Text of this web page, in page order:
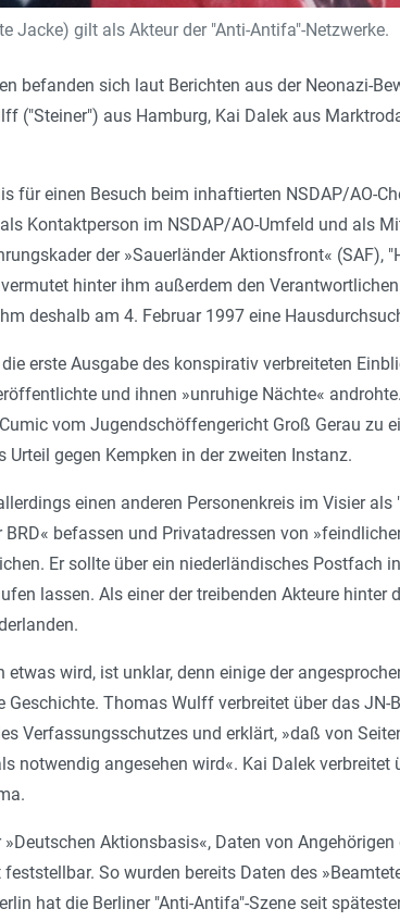
Jacke) gilt als Akteur der "Anti-Antifa"-Netzwerke.
befanden sich laut Berichten aus der Neonazi-
("Steiner") aus Hamburg, Kai Dalek aus
für einen Besuch beim inhaftierten NSDAP/AO-
Kontaktperson im NSDAP/AO-Umfeld und als
der »Sauerländer Aktionsfront« (SAF),
hinter ihm außerdem den
deshalb am 4. Februar 1997 eine
erste Ausgabe des konspirativ verbreiteten
und ihnen »unruhige Nächte«
vom Jugendschöffengericht Groß Gerau zu
gegen Kempken in der zweiten Instanz.
einen anderen Personenkreis im Visier
BRD« befassen und Privatadressen von
Er sollte über ein niederländisches Postfach
lassen. Als einer der treibenden Akteure hinter
etwas wird, ist unklar, denn einige der
Geschichte. Thomas Wulff verbreitet über das
Verfassungsschutzes und erklärt, »daß von
notwendig angesehen wird«. Kai Dalek verbreitet
Aktionsbasis«, Daten von
So wurden bereits Daten des
hat die Berliner "Anti-Antifa"-Szene seit